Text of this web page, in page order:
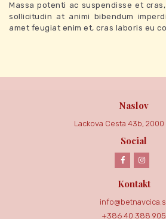
Massa potenti ac suspendisse et
sollicitudin at animi bibendum
amet feugiat enim et, cras laboris eu
Naslov
Lackova Cesta 43b,
Social
Kontakt
+386 40 388 905